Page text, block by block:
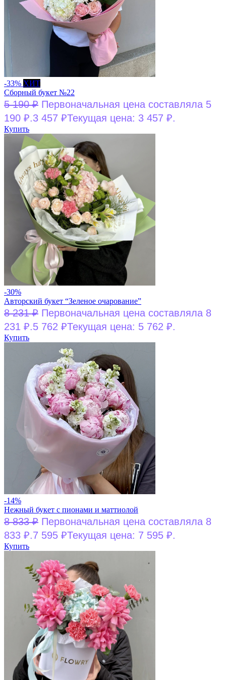
-33% ХИТ
Сборный букет №22
5 190₽ Первоначальная цена составляла 5
190 ₽.3 457 ₽Текущая цена: 3 457 ₽.
Купить
-30%
Авторский букет “Зеленое очарование”
8 231₽ Первоначальная цена составляла 8
231 ₽.5 762 ₽Текущая цена: 5 762 ₽.
Купить
-14%
Нежный букет с пионами и маттиолой
8 833₽ Первоначальная цена составляла 8
833 ₽.7 595 ₽Текущая цена: 7 595 ₽.
Купить